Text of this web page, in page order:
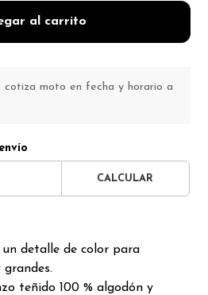
al carrito
cotiza moto en fecha y horario a
CALCULAR
detalle de color para
teñido 100 % algodón y